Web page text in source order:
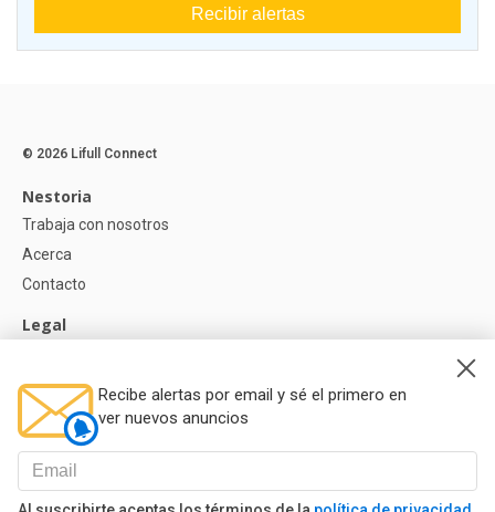
Recibir alertas
Recibe alertas por email y sé el primero en
ver nuevos anuncios
© 2026 Lifull Connect
Nestoria
Trabaja con nosotros
Acerca
Contacto
Legal
Política de Privacidad
Política de Cookies
Ayuda
Preguntas